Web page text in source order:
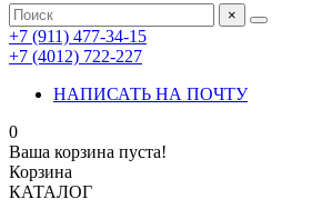
×
+7 (911) 477-34-15
+7 (4012) 722-227
НАПИСАТЬ НА ПОЧТУ
0
Ваша корзина пуста!
Корзина
КАТАЛОГ